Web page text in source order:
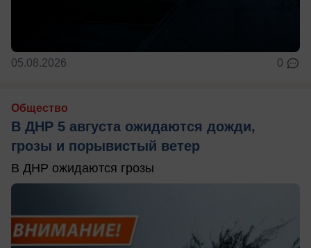
05.08.2026 0
Общество
В ДНР 5 августа ожидаются дожди,
грозы и порывистый ветер
В ДНР ожидаются грозы